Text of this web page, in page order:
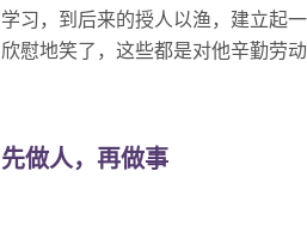
学习，到后来的授人以渔，建立起
欣慰地笑了，这些都是对他辛勤劳动
先做人，再做事